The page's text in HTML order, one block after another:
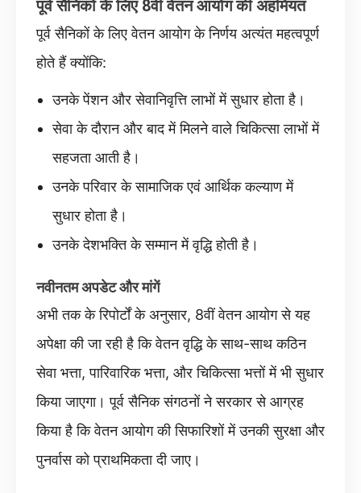
पूर्व सैनिकों के लिए 8वीं वेतन आयोग की अहमियत
पूर्व सैनिकों के लिए वेतन आयोग के निर्णय अत्यंत महत्वपूर्ण
होते हैं क्योंकि:
उनके पेंशन और सेवानिवृत्ति लाभों में सुधार होता है।
सेवा के दौरान और बाद में मिलने वाले चिकित्सा लाभों में
सहजता आती है।
उनके परिवार के सामाजिक एवं आर्थिक कल्याण में
सुधार होता है।
उनके देशभक्ति के सम्मान में वृद्धि होती है।
नवीनतम अपडेट और मांगें
अभी तक के रिपोर्टों के अनुसार, 8वीं वेतन आयोग से यह
अपेक्षा की जा रही है कि वेतन वृद्धि के साथ-साथ कठिन
सेवा भत्ता, पारिवारिक भत्ता, और चिकित्सा भत्तों में भी सुधार
किया जाएगा। पूर्व सैनिक संगठनों ने सरकार से आग्रह
किया है कि वेतन आयोग की सिफारिशों में उनकी सुरक्षा और
पुनर्वास को प्राथमिकता दी जाए।